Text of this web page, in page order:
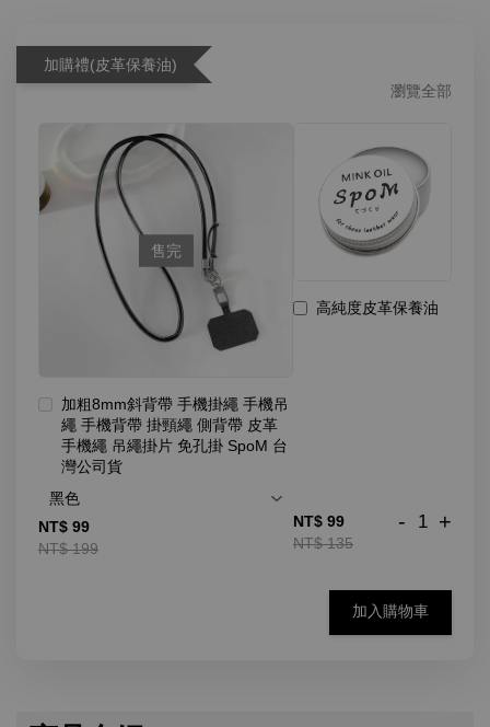
加購禮(皮革保養油)
瀏覽全部
售完
加粗8mm斜背帶 手機掛繩 手機吊
繩 手機背帶 掛頸繩 側背帶 皮革
手機繩 吊繩掛片 免孔掛 SpoM 台
灣公司貨
NT$ 99
NT$ 199
高純度皮革保養油
NT$ 99
NT$ 135
- +
加入購物車